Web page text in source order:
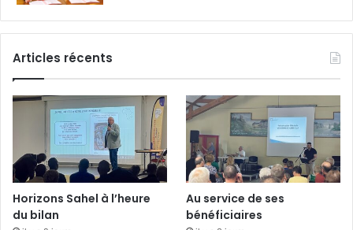
Articles récents
Horizons Sahel à l’heure
du bilan
Au service de ses
bénéficiaires